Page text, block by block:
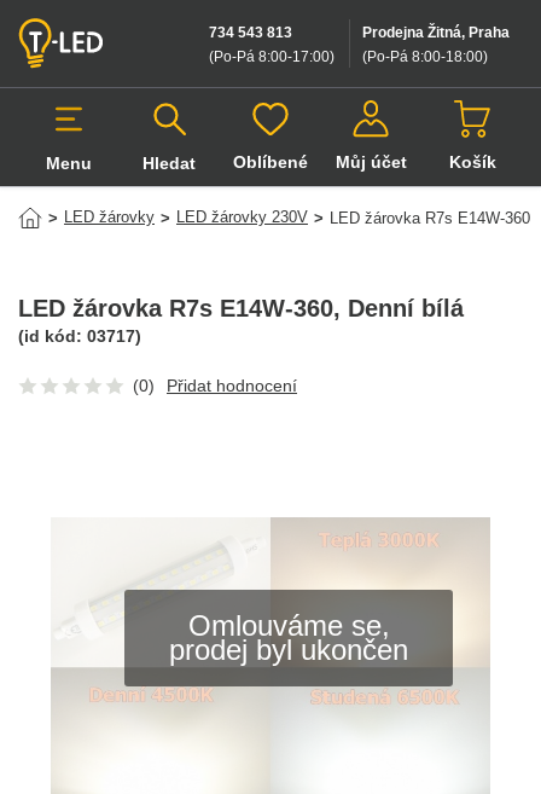
Prodejna Žitná, Praha
(Po-Pá 8:00-18:00)
734 543 813
(Po-Pá 8:00-17:00)
Menu Hledat
Hledat v produktech
Oblíbené Můj účet Košík
> LED žárovky > LED žárovky 230V > LED žárovka R7s E14W-360
Omlouváme se,
prodej byl ukončen
LED žárovka R7s E14W-360, Denní bílá
(id kód: 03717)
(0) Přidat hodnocení